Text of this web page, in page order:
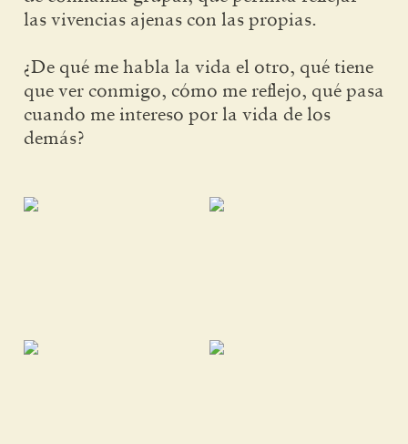
las vivencias ajenas con las propias.
¿De qué me habla la vida el otro, qué tiene
que ver conmigo, cómo me reflejo, qué pasa
cuando me intereso por la vida de los
demás?